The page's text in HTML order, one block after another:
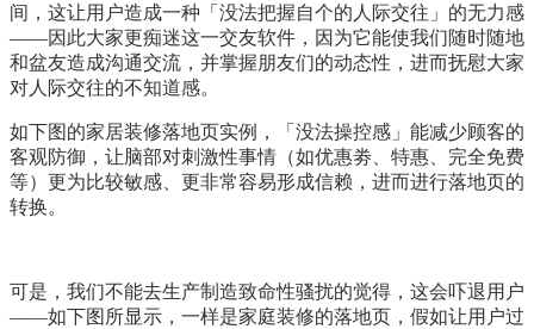
间，这让用户造成一种「没法把握自个的人际交往」的无力感
——因此大家更痴迷这一交友软件，因为它能使我们随时随地
和盆友造成沟通交流，并掌握朋友们的动态性，进而抚慰大家
对人际交往的不知道感。
如下图的家居装修落地页实例，「没法操控感」能减少顾客的
客观防御，让脑部对刺激性事情（如优惠劵、特惠、完全免费
等）更为比较敏感、更非常容易形成信赖，进而进行落地页的
转换。
可是，我们不能去生产制造致命性骚扰的觉得，这会吓退用户
——如下图所显示，一样是家庭装修的落地页，假如让用户过